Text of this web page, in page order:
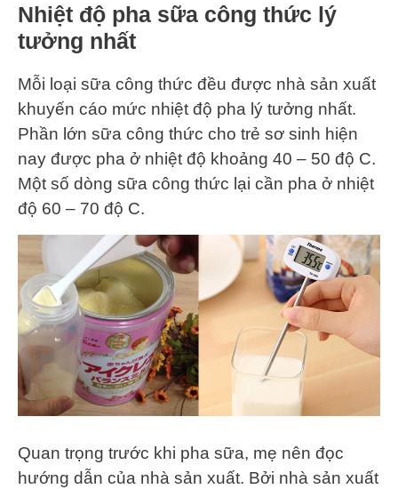
Nhiệt độ pha sữa công thức lý
tưởng nhất
Mỗi loại sữa công thức đều được nhà sản xuất
khuyến cáo mức nhiệt độ pha lý tưởng nhất.
Phần lớn sữa công thức cho trẻ sơ sinh hiện
nay được pha ở nhiệt độ khoảng 40 – 50 độ C.
Một số dòng sữa công thức lại cần pha ở nhiệt
độ 60 – 70 độ C.
Quan trọng trước khi pha sữa, mẹ nên đọc
hướng dẫn của nhà sản xuất. Bởi nhà sản xuất